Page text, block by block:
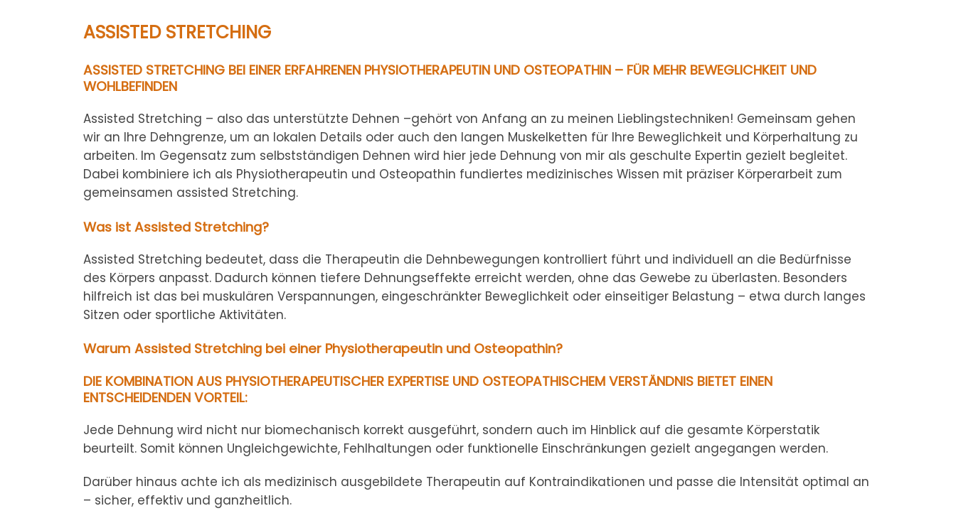
ASSISTED STRETCHING
ASSISTED STRETCHING BEI EINER ERFAHRENEN PHYSIOTHERAPEUTIN UND OSTEOPATHIN – FÜR MEHR BEWEGLICHKEIT UND
WOHLBEFINDEN
Assisted Stretching – also das unterstützte Dehnen –gehört von Anfang an zu meinen Lieblingstechniken! Gemeinsam gehen
wir an Ihre Dehngrenze, um an lokalen Details oder auch den langen Muskelketten für Ihre Beweglichkeit und Körperhaltung zu
arbeiten. Im Gegensatz zum selbstständigen Dehnen wird hier jede Dehnung von mir als geschulte Expertin gezielt begleitet.
Dabei kombiniere ich als Physiotherapeutin und Osteopathin fundiertes medizinisches Wissen mit präziser Körperarbeit zum
gemeinsamen assisted Stretching.
Was ist Assisted Stretching?
Assisted Stretching bedeutet, dass die Therapeutin die Dehnbewegungen kontrolliert führt und individuell an die Bedürfnisse
des Körpers anpasst. Dadurch können tiefere Dehnungseffekte erreicht werden, ohne das Gewebe zu überlasten. Besonders
hilfreich ist das bei muskulären Verspannungen, eingeschränkter Beweglichkeit oder einseitiger Belastung – etwa durch langes
Sitzen oder sportliche Aktivitäten.
Warum Assisted Stretching bei einer Physiotherapeutin und Osteopathin?
DIE KOMBINATION AUS PHYSIOTHERAPEUTISCHER EXPERTISE UND OSTEOPATHISCHEM VERSTÄNDNIS BIETET EINEN
ENTSCHEIDENDEN VORTEIL:
Jede Dehnung wird nicht nur biomechanisch korrekt ausgeführt, sondern auch im Hinblick auf die gesamte Körperstatik
beurteilt. Somit können Ungleichgewichte, Fehlhaltungen oder funktionelle Einschränkungen gezielt angegangen werden.
Darüber hinaus achte ich als medizinisch ausgebildete Therapeutin auf Kontraindikationen und passe die Intensität optimal an
– sicher, effektiv und ganzheitlich.